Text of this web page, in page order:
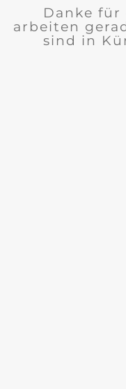
Danke für
arbeiten
sind in